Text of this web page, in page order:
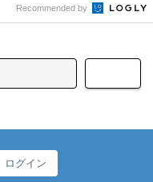
Recommended by
ログイン